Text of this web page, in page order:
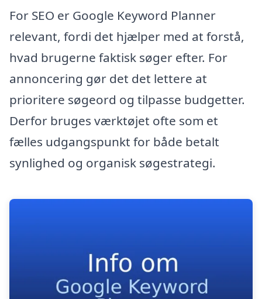
For SEO er Google Keyword Planner
relevant, fordi det hjælper med at forstå,
hvad brugerne faktisk søger efter. For
annoncering gør det det lettere at
prioritere søgeord og tilpasse budgetter.
Derfor bruges værktøjet ofte som et
fælles udgangspunkt for både betalt
synlighed og organisk søgestrategi.